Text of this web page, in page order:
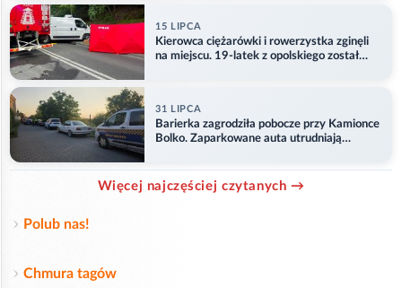
15 LIPCA
Kierowca ciężarówki i rowerzystka zginęli
na miejscu. 19-latek z opolskiego został
31 LIPCA
Barierka zagrodziła pobocze przy Kamionce
Bolko. Zaparkowane auta utrudniają
Więcej najczęściej czytanych →
Polub nas!
Chmura tagów